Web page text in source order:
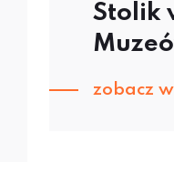
Stolik
zobacz